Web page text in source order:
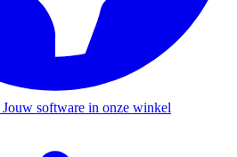
Jouw software in onze winkel